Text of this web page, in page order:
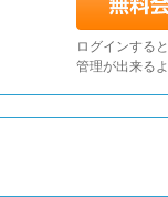
ログインする
管理が出来る